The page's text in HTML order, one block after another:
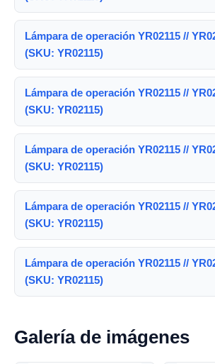
Lámpara de operación YR02115 //
(SKU: YR02115)
Lámpara de operación YR02115 //
(SKU: YR02115)
Lámpara de operación YR02115 //
(SKU: YR02115)
Lámpara de operación YR02115 //
(SKU: YR02115)
Lámpara de operación YR02115 //
(SKU: YR02115)
Galería de imágenes